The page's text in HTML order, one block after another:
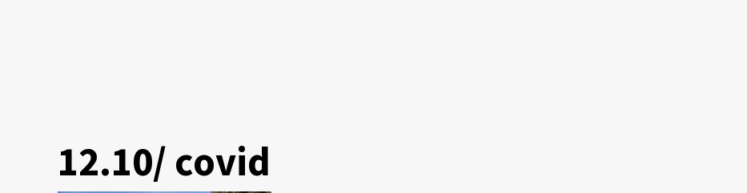
12.10/ covid